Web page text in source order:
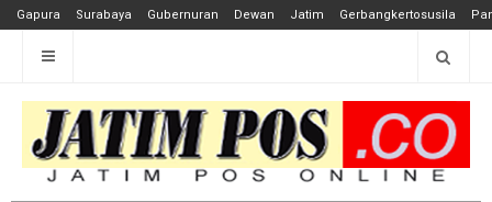
Gapura Surabaya Gubernuran Dewan Jatim Gerbangkertosusila